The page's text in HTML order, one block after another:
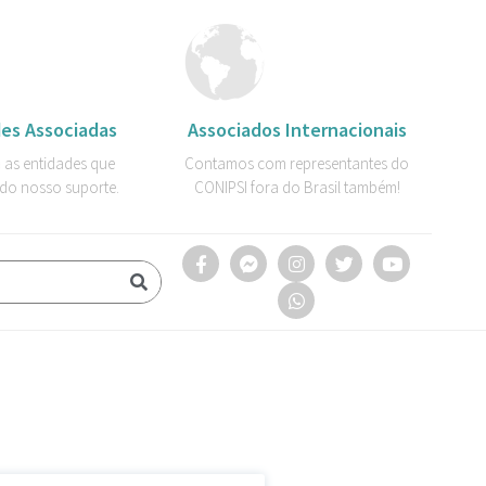
Associadas
as entidades que
nosso suporte.
Associados Internacionais
Contamos com representantes do
CONIPSI fora do Brasil também!